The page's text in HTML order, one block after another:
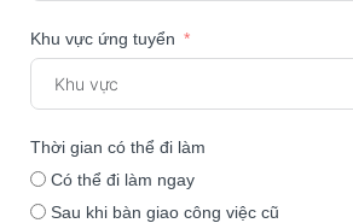
Khu vực ứng tuyển
Thời gian có thể đi làm
Có thể đi làm ngay
Sau khi bàn giao công việc cũ